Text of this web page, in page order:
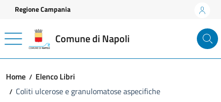
Vai ai contenuti
Vai al footer
Regione Campania
Comune di Napoli
Home
Elenco Libri
Coliti ulcerose e granulomatose aspecifiche